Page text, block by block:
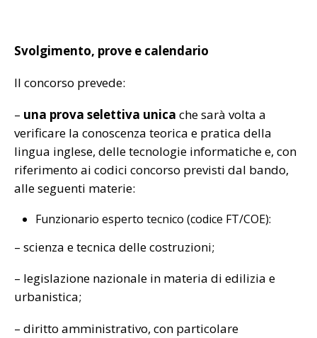
Svolgimento, prove e calendario
Il concorso prevede:
– una prova selettiva unica che sarà volta a
verificare la conoscenza teorica e pratica della
lingua inglese, delle tecnologie informatiche e, con
riferimento ai codici concorso previsti dal bando,
alle seguenti materie:
Funzionario esperto tecnico (codice FT/COE):
– scienza e tecnica delle costruzioni;
– legislazione nazionale in materia di edilizia e
urbanistica;
– diritto amministrativo, con particolare